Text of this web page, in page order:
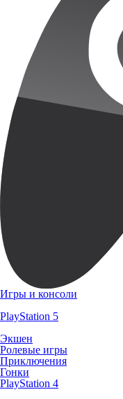
Игры и консоли
PlayStation 5
Экшен
Ролевые игры
Приключения
Гонки
PlayStation 4